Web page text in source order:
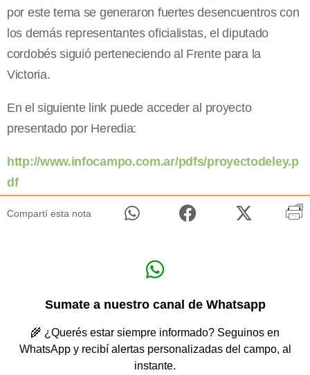
por este tema se generaron fuertes desencuentros con
los demás representantes oficialistas, el diputado
cordobés siguió perteneciendo al Frente para la
Victoria.
En el siguiente link puede acceder al proyecto
presentado por Heredia:
http://www.infocampo.com.ar/pdfs/proyectodeley.p
df
Compartí esta nota
Sumate a nuestro canal de Whatsapp
🌾 ¿Querés estar siempre informado? Seguinos en
WhatsApp y recibí alertas personalizadas del campo, al
instante.